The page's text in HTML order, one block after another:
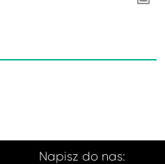
Napisz do nas: